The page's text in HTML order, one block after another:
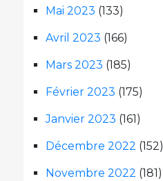
Mai 2023 (133)
Avril 2023 (166)
Mars 2023 (185)
Février 2023 (175)
Janvier 2023 (161)
Décembre 2022 (152)
Novembre 2022 (181)